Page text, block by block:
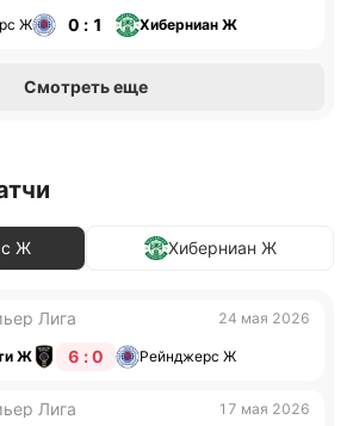
Рейнджерс Ж 0 : 1 Хиберниан Ж
Смотреть еще
Рейнджерс Ж Хиберниан Ж
Лига 24 мая 2026
Ж 6 : 0 Рейнджерс Ж
Лига 17 мая 2026